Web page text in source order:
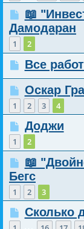
📖
Дамодаран
1 2
Все
Оскар
1 2 3 4
Доджи
1 2
📖
Бегс
1 2 3
Сколько